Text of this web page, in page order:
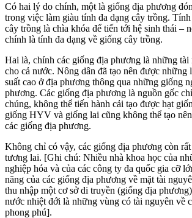
Có hai lý do chính, một là giống địa phương
trong việc làm giàu tính đa dạng cây trồng.
cây trồng là chìa khóa để tiến tới hệ sinh thái –
chính là tính đa dạng về giống cây trồng.
Hai là, chính các giống địa phương là những tài
cho cả nước. Nông dân đã tạo nên được những
suất cao ở địa phương thông qua những giống
phương. Các giống địa phương là nguồn gốc
chúng, không thể tiến hành cải tạo được hạt
giống HYV và giống lai cũng không thể tạo
các giống địa phương.
Không chỉ có vậy, các giống địa phương còn
tương lai. [Ghi chú: Nhiều nhà khoa học của
nghiệp hóa và của các công ty đa quốc gia cỡ
năng của các giống địa phương về mặt tài
thu nhập một cơ sở di truyền (giống địa
nước nhiệt đới là những vùng có tài nguyên về
phong phú].